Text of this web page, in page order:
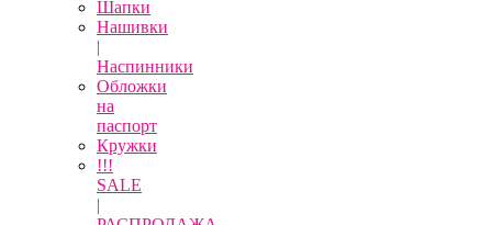
Шапки
Нашивки
|
Наспинники
Обложки
на
паспорт
Кружки
!!!
SALE
|